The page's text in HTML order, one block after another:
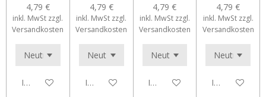
4,79 €
inkl. MwSt zzgl.
Versandkosten
In den Warenkorb
4,79 €
inkl. MwSt zzgl.
Versandkosten
In den Warenkorb
4,79 €
inkl. MwSt zzgl.
Versandkosten
In den Warenkorb
4,79 €
inkl. MwSt zzgl.
Versandkosten
In den